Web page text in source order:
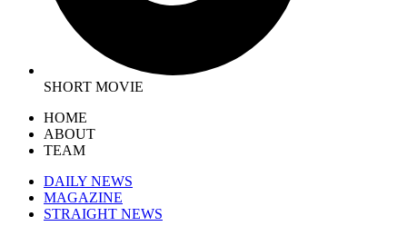
SHORT MOVIE
HOME
ABOUT
TEAM
DAILY NEWS
MAGAZINE
STRAIGHT NEWS